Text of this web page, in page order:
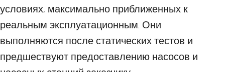
условиях, максимально приближенных к
реальным эксплуатационным. Они
выполняются после статических тестов и
предшествуют предоставлению насосов и